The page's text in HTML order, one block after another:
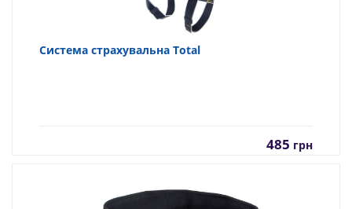
Система страхувальна Total
485 грн